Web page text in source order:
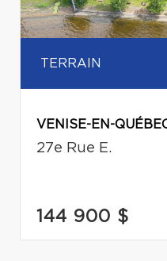
TERRAIN
VENISE-EN-
27e Rue E.
144 900 $